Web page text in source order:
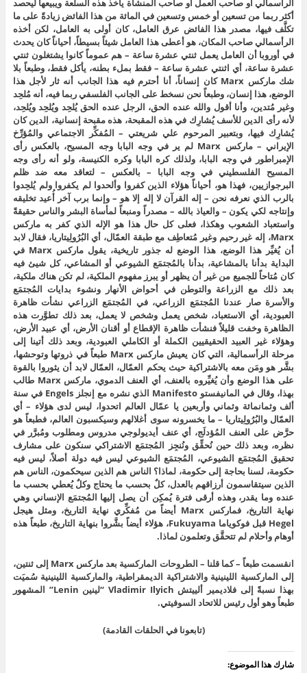
الرأسمالي أو صاحب العمل أو صاحب المنشأة يأخذ هذه السلعة ويبيعها ليحصد
أكثر ربما من تسعين أو خمس وتسعين في المائة من هذا الفائض زيادةً على ما
تكلَّف فيها، مصدر هذا الفائض عرق العامل، كان أولى به العامل، لكن أخذه
الرأسمالي صاحب المكان، هو أعطى هذا العامل شيئاً بسيطاً، أحياناً كان يحدث
في أوروبا أن العامل يعمل ثنتي عشرة ساعة – هم عموماً كانوا يشتغلون ثنتي
عشرة ساعة، أي اثنتي عشرة ساعة – فقط بملء بطنه، يأكل فقط، وطبعاً بلا
شك ماركس Marx كان إنساناً، أنا أحترم فيه هذا الجانب أنه ثار لأجل هذا
الوضع، هذا إنسان، وطبعاً نحن نسخط على الجانب الفلسفي ربما فيه، أنه مُلحِد
وغير مُتدين، وأنا أقول والله عنده الحق، الرجل عنده الحق يُلحِد ويُلحِد ويُلحِد،
لأنه رأى الدين للأسف يُشارِك في هذه المقبحة، هذه مقبحة إنسانية، الدين كان
يُشارِك فيها، وبتعبير المرحوم علي شريعتي – المُفكِّر الاجتماعي والمُؤرِّخ
الإيراني – ماركس Marx لم ير في وجه البابا وجه المسيح، بالعكس رأى
الإمبراطور في وجه البابا، ولذلك كره البابا وكره الكنيسة، ولو أنه رأى وجه
المسيح الفلسطيني في وجه البابا – بالعكس – لتعاقد معه ضد ظلم
البرجوازيين، فهذا هو، أحياناً هؤلاء الذين كفروا وألحدوا لم يكفروا ولم يُلحِدوا
بالرب الذي نعرفه نحن – إله القرآن لا إله إلا هو – وإنما برب آخر أُعيد تخليقه
وإنتاجه لكي يكون – والعياذ بالله – مصدراً ومنبعاً لمأساة البشر والناس حقيقةً
واستعباد الشعوب وهكذا، فعلى كل حال هذا هو الإله الذي كفر به ماركس
Marx، إله غير رحيم وغير مُتعاطِف مع طبقة العمّال، أي البُرُولِيتاريا، فقال لابد
أن يُغيِّر هذا الوضع، هذا الوضع له جذور تاريخية، يقول ماركس Marx في
البداية بدأنا بالمشاعية، بدأنا بالمُجتمَع الشيوعي أو المشاعي، كل شيئ فيه
كان مُتاحاً للجميع من غير أن يظهر أو يبرز مفهوم الملكية، لم تكن هناك ملكية،
بعد ذلك مع الزراعة والتوطن في أحواض الأنهار ونشوء بدايات المُجتمَع
والأسرة صار عندنا المُجتمَع الزراعي، في المُجتمَع الزراعي نشأت ظاهرة
العبودية، أي الاستعباد، شخص يعمل وشخص لا يعمل، بعد ذلك تطوَّرت هذه
الظاهرة وخفت قليلاً فنشأت ظاهرة الإقطاع أو أقنان الأرض، أي عبيد الأرض،
وهؤلاء غير العبيد الحقيقيين الكملة أو الكاملي العبودية، وبعد ذلك أتينا إلى
مرحلة الرأسمالية، التي كان يعيش ماركس Marx طبعاً في ذروتها وتوحشها،
بشَّر هو ومَن معه بالاشتراكية حيث يحكم العمّال، العمّال لابد أن يثوروا بالقوة
على هذا الوضع وأن يُغيِّروه بالعنف، أي العنف الدموي، ماركس Marx طالب
بهذا، وقال في المانيفستو Manifesto الذي نشره مع إنجلز Engels في سنة
ألف وثمانمائة وثماني وأربعين يا عمّال العالم اتحدوا، ليس لدى هؤلاء – أي
العمّال والبُرُولِيتاريا – ما يخسرونه سوى أغلالهم وسيكسبون العالم، فطبعاً هو
حرَّض على العنف المُؤدلَج، أي عنف أيديولوجي مدروس ومطلوب ومُبرَّر في
نظره، وبعد ذلك حين نُحقِّق ونُنجِز المُجتمَع الاشتراكي سنكون على مشارف
تحقيق المُجتمَع الشيوعي، المُجتمَع الشيوعي ليس فيه دولة أصلاً، ليس فيه
حكومة، لسنا بحاجة إلى حكومة، لماذا؟ الناس هم الذين سيحكمون، الناس هم
الذين سيتقاسمون أرزاقهم بالعدل، كلٌ بحسب ما يحتاج وكلٌ يُعطي بحسب ما
عنده وما يقدر، وهذه أرقى فترة يُمكِن أن يصل إليها المُجتمَع الإنساني وهي
نهاية التاريخ، فماركس Marx أيضاً من مُفكِّري نهاية التاريخ، ومثل هيجل
Hegel قبل فوكوياما Fukuyama، هؤلاء أيضاً بشَّروا بنهاية التاريخ، طبعاً هذه
أوهام وأحلام لم تتحقَّق وتعلمون لماذا.
انقسمت طبعاً – كما قلنا – الطروحات الماركسية بعد ماركس Marx إلى ثنتين،
إلى الماركسية اللينينية والاشتراكية الديمقراطية، والماركسية اللينينية سُميَت
بهذا نسبةً إلى فلاديمير ألييتش Vladimir Ilyich “لينين Lenin” المشهور
طبعاً وهو أول رئيس للاتحاد السوفيتي.
(تابعونا في الحلقات القادمة)
شارك هذا الموضوع: